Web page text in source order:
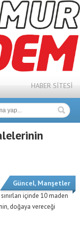
HABER SİTESİ
Güncel, Manşetler
içinde 10 maden
doğaya vereceği